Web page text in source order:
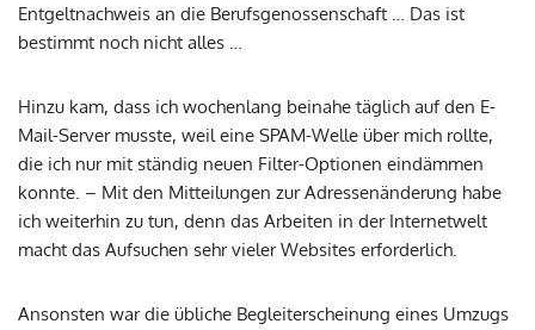
Entgeltnachweis an die Berufsgenossenschaft … Das ist
bestimmt noch nicht alles …
Hinzu kam, dass ich wochenlang beinahe täglich auf den E-
Mail-Server musste, weil eine SPAM-Welle über mich rollte,
die ich nur mit ständig neuen Filter-Optionen eindämmen
konnte. – Mit den Mitteilungen zur Adressenänderung habe
ich weiterhin zu tun, denn das Arbeiten in der Internetwelt
macht das Aufsuchen sehr vieler Websites erforderlich.
Ansonsten war die übliche Begleiterscheinung eines Umzugs